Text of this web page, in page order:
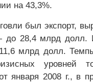
на 43,3%.
был экспорт,
до 28,4 млрд долл.
млрд долл.
уровней
января 2008 г., в